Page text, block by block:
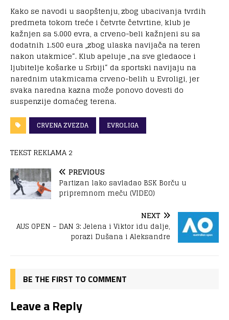
Kako se navodi u saopštenju, zbog ubacivanja tvrdih
predmeta tokom treće i četvrte četvrtine, klub je
kažnjen sa 5.000 evra, a crveno-beli kažnjeni su sa
dodatnih 1.500 eura „zbog ulaska navijača na teren
nakon utakmice“. Klub apeluje „na sve gledaoce i
ljubitelje košarke u Srbiji“ da sportski navijaju na
narednim utakmicama crveno-belih u Evroligi, jer
svaka naredna kazna može ponovo dovesti do
suspenzije domaćeg terena.
CRVENA ZVEZDA EVROLIGA
TEKST REKLAMA 2
PREVIOUS
Partizan lako savladao BSK Borču u
pripremnom meču (VIDEO)
NEXT
AUS OPEN – DAN 3: Jelena i Viktor idu dalje,
porazi Dušana i Aleksandre
BE THE FIRST TO COMMENT
Leave a Reply